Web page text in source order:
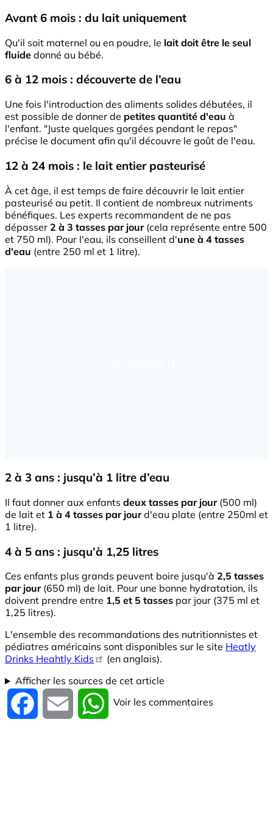
Avant 6 mois : du lait uniquement
Qu'il soit maternel ou en poudre, le lait doit être le seul
fluide donné au bébé.
6 à 12 mois : découverte de l’eau
Une fois l'introduction des aliments solides débutées, il
est possible de donner de petites quantité d'eau à
l'enfant. "Juste quelques gorgées pendant le repas"
précise le document afin qu'il découvre le goût de l'eau.
12 à 24 mois : le lait entier pasteurisé
À cet âge, il est temps de faire découvrir le lait entier
pasteurisé au petit. Il contient de nombreux nutriments
bénéfiques. Les experts recommandent de ne pas
dépasser 2 à 3 tasses par jour(cela représente entre 500
et 750 ml). Pour l'eau, ils conseillent d'une à 4 tasses
d'eau (entre 250 ml et 1 litre).
2 à 3 ans : jusqu’à 1 litre d’eau
Il faut donner aux enfants deux tasses par jour(500 ml)
de lait et 1 à 4 tasses par jourd'eau plate (entre 250ml et
1 litre).
4 à 5 ans : jusqu’à 1,25 litres
Ces enfants plus grands peuvent boire jusqu'à 2,5 tasses
par jour(650 ml) de lait. Pour une bonne hydratation, ils
doivent prendre entre 1,5 et 5 tasses par jour (375 ml et
1,25 litres).
L'ensemble des recommandations des nutritionnistes et
pédiatres américains sont disponibles sur le site Heatly
Drinks Heahtly Kids
(en anglais).
Afficher les sources de cet article
Facebook Email WhatsApp
Voir les commentaires